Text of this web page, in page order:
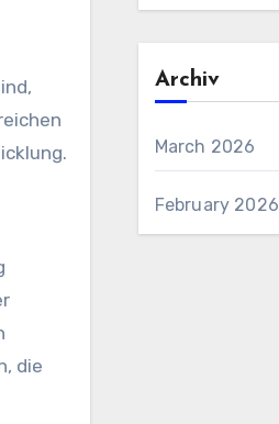
die
Archiv
March 2026
February 2026